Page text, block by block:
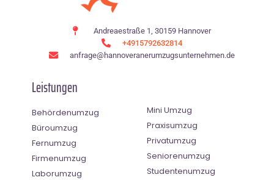
Andreaestraße 1, 30159 Hannover
+4915792632814
anfrage@hannoveranerumzugsunternehmen.de
Leistungen
Behördenumzug
Büroumzug
Fernumzug
Firmenumzug
Laborumzug
Mini Umzug
Praxisumzug
Privatumzug
Seniorenumzug
Studentenumzug